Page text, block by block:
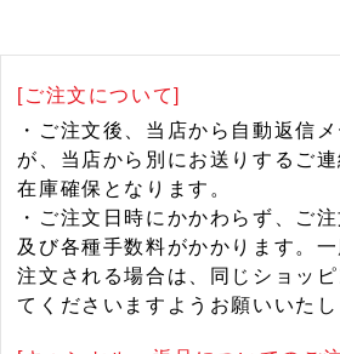
[ご注文について]
・ご注文後、当店から自動返信
が、当店から別にお送りするご
在庫確保となります。
・ご注文日時にかかわらず、ご
及び各種手数料がかかります。
注文される場合は、同じショッ
てくださいますようお願いいたし